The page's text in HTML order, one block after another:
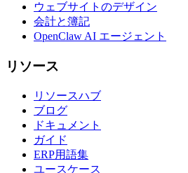
ウェブサイトのデザイン
会計と簿記
OpenClaw AI エージェント
リソース
リソースハブ
ブログ
ドキュメント
ガイド
ERP用語集
ユースケース